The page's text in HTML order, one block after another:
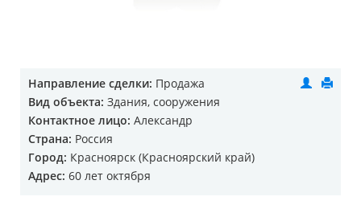
Направление сделки: Продажа
Вид объекта: Здания, сооружения
Контактное лицо: Александр
Страна: Россия
Город: Красноярск (Красноярский край)
Адрес: 60 лет октября